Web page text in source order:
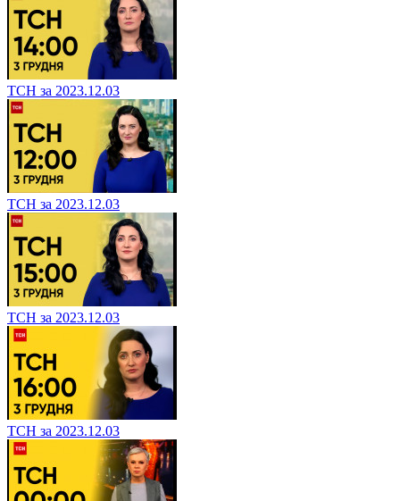
ТСН за 2023.12.03
ТСН за 2023.12.03
ТСН за 2023.12.03
ТСН за 2023.12.03